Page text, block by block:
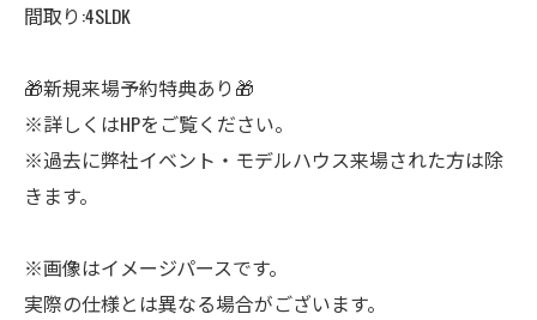
間取り:4SLDK
🎁新規来場予約特典あり🎁
※詳しくはHPをご覧ください。
※過去に弊社イベント・モデルハウス来場された方は除
きます。
※画像はイメージパースです。
実際の仕様とは異なる場合がございます。